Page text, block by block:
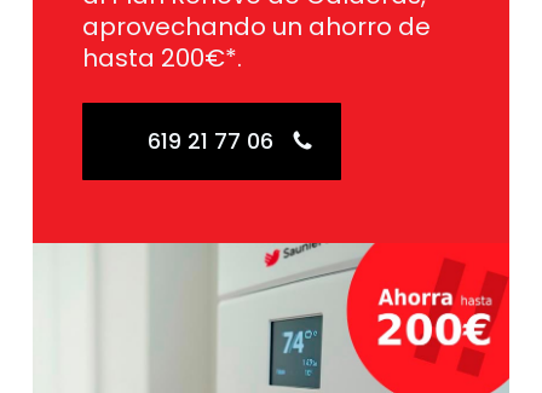
aprovechando un ahorro de
hasta 200€*.
619 21 77 06